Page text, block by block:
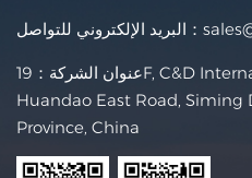
البريد الإلكتروني للتواصل：
عنوان الشركة：19F, C&D International Building, No.1699
Huandao East Road, Siming
Province, China